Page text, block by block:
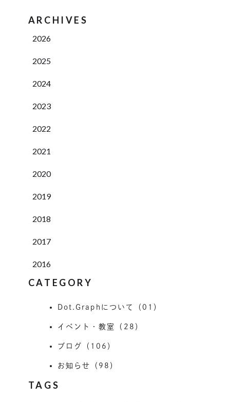
ARCHIVES
2026
2025
2024
2023
2022
2021
2020
2019
2018
2017
2016
CATEGORY
Dot.Graphについて（01）
イベント・教室（28）
ブログ（106）
お知らせ（98）
TAGS